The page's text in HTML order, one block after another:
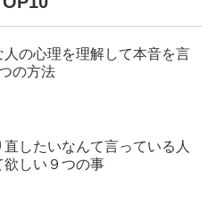
人の心理を理解して本音を言
の方法
直したいなんて言っている人
欲しい９つの事